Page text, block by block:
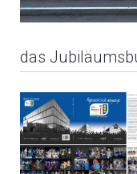
das